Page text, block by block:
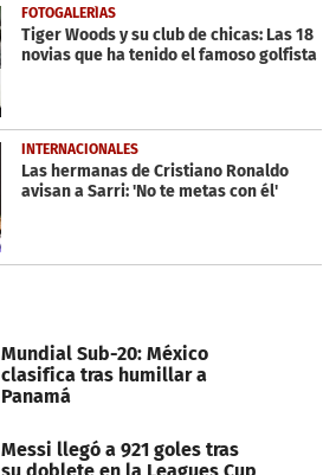
FOTOGALERÍAS
Tiger Woods y su club de chicas: Las 18
novias que ha tenido el famoso golfista
INTERNACIONALES
Las hermanas de Cristiano Ronaldo
avisan a Sarri: 'No te metas con él'
Mundial Sub-20: México
clasifica tras humillar a
Panamá
Messi llegó a 921 goles tras